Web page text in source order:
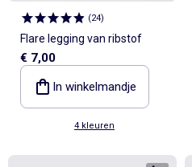
(24)
Flare legging van ribstof
€ 7,00
In winkelmandje
4 kleuren